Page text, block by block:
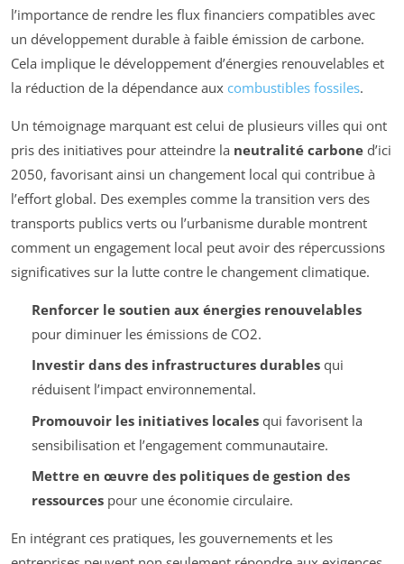
l’importance de rendre les flux financiers compatibles avec
un développement durable à faible émission de carbone.
Cela implique le développement d’énergies renouvelables et
la réduction de la dépendance aux combustibles fossiles.
Un témoignage marquant est celui de plusieurs villes qui ont
pris des initiatives pour atteindre la neutralité carbone d’ici
2050, favorisant ainsi un changement local qui contribue à
l’effort global. Des exemples comme la transition vers des
transports publics verts ou l’urbanisme durable montrent
comment un engagement local peut avoir des répercussions
significatives sur la lutte contre le changement climatique.
Renforcer le soutien aux énergies renouvelables
pour diminuer les émissions de CO2.
Investir dans des infrastructures durablesqui
réduisent l’impact environnemental.
Promouvoir les initiatives localesqui favorisent la
sensibilisation et l’engagement communautaire.
Mettre en œuvre des politiques de gestion des
ressourcespour une économie circulaire.
En intégrant ces pratiques, les gouvernements et les